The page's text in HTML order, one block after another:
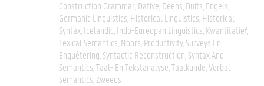
Construction Grammar Dative Deens Duits Engels
Germanic Linguistics Historical Linguistics Historical
Syntax Icelandic Indo-Eureopan Linguistics Kwantitatief
Lexical Semantics Noors Productivity Surveys En
Enquêtering Syntactic Reconstruction Syntax And
Semantics Taal- En Tekstanalyse Taalkunde Verbal
Semantics Zweeds